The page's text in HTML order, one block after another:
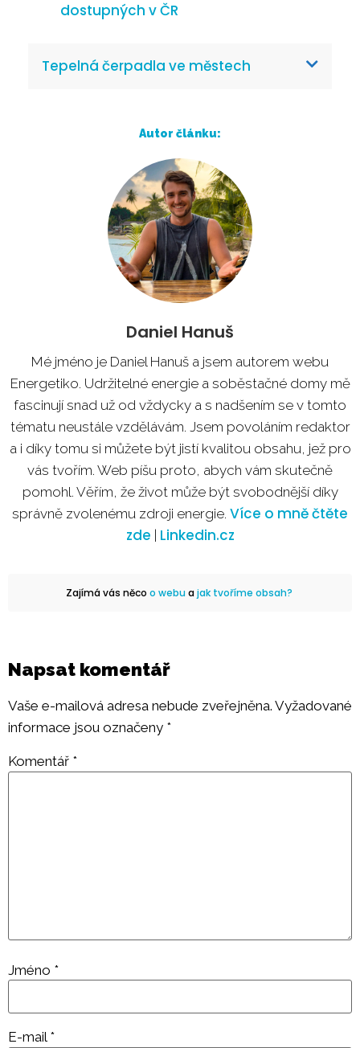
dostupných v ČR
Tepelná čerpadla ve městech
Autor článku:
Daniel Hanuš
Mé jméno je Daniel Hanuš a jsem autorem webu
Energetiko. Udržitelné energie a soběstačné domy mě
fascinují snad už od vždycky a s nadšením se v tomto
tématu neustále vzdělávám. Jsem povoláním redaktor
a i díky tomu si můžete být jistí kvalitou obsahu, jež pro
vás tvořím. Web píšu proto, abych vám skutečně
pomohl. Věřím, že život může být svobodnější díky
správně zvolenému zdroji energie. Více o mně čtěte
zde Linkedin.cz
Zajímá vás něco o webuajak tvoříme obsah?
Napsat komentář
Vaše e-mailová adresa nebude zveřejněna. Vyžadované
informace jsou označeny *
Komentář *
Jméno *
E-mail *